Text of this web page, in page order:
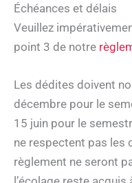
Échéances et délais
Veuillez
point 3 de notre
Les dédites doivent
décembre pour le
15 juin pour le
ne respectent pas les
règlement ne seront